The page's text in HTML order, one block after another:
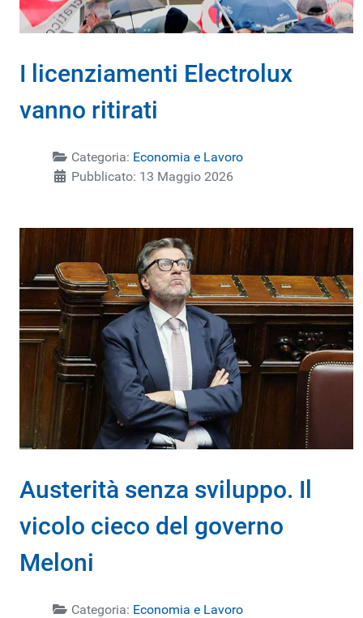
I licenziamenti Electrolux
vanno ritirati
Categoria: Economia e Lavoro
Pubblicato: 13 Maggio 2026
Austerità senza sviluppo. Il
vicolo cieco del governo
Meloni
Categoria: Economia e Lavoro